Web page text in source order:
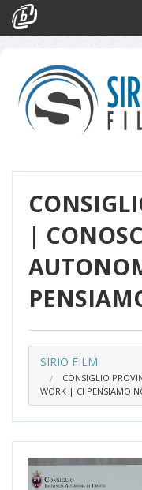
Eventi
|
SIRIO FILM
CONSIGLIO
WORK | CI PENSIAMO